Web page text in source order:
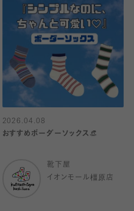
2026.04.08
おすすめボーダーソックス👒
靴下屋
イオンモール橿原店